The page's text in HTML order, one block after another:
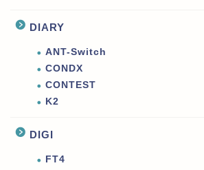
DIARY
ANT-Switch
CONDX
CONTEST
K2
DIGI
FT4